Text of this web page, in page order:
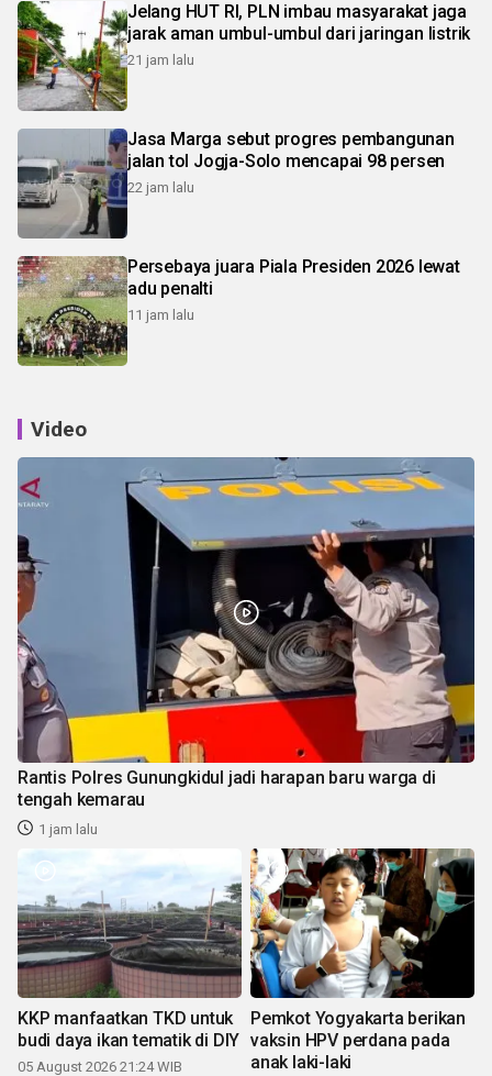
Jelang HUT RI, PLN imbau masyarakat jaga
jarak aman umbul-umbul dari jaringan listrik
21 jam lalu
Jasa Marga sebut progres pembangunan
jalan tol Jogja-Solo mencapai 98 persen
22 jam lalu
Persebaya juara Piala Presiden 2026 lewat
adu penalti
11 jam lalu
Video
Rantis Polres Gunungkidul jadi harapan baru warga di
tengah kemarau
1 jam lalu
KKP manfaatkan TKD untuk
budi daya ikan tematik di DIY
05 August 2026 21:24 WIB
Pemkot Yogyakarta berikan
vaksin HPV perdana pada
anak laki-laki